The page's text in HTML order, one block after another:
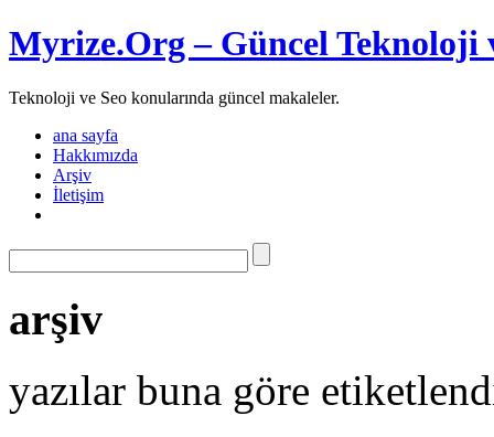
Myrize.Org – Güncel Teknoloji
Teknoloji ve Seo konularında güncel makaleler.
ana sayfa
Hakkımızda
Arşiv
İletişim
arşiv
yazılar buna göre